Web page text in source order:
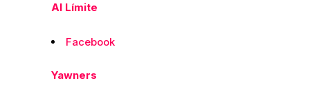
Al Límite
Facebook
Yawners